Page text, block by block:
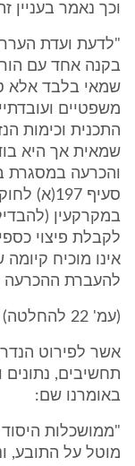
וכך נאמר בעניין
"לדעת ועדת הערר,
בקנה אחד עם
שמאי בלבד אלא
משפטיים
התכנית וכימות
שמאית אך היא
והכרעה במסגרת
סעיף
במקרקעין
לקבלת פיצוי
אינו מוכיח
להעברת ההכרעה
(עמ' 22 להחלטה)
אשר לפירוט
תחשיבים, נתונים
באומרנו שם:
מוטל על התובע,